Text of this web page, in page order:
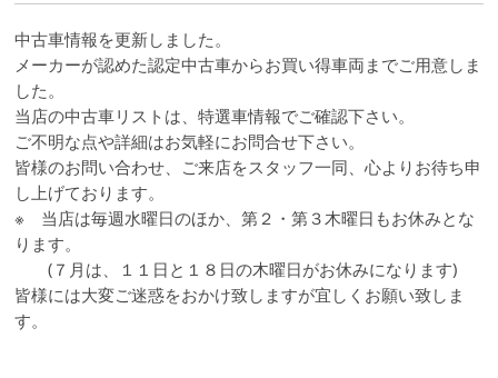
中古車情報を更新しました。
メーカーが認めた認定中古車からお買い得車両までご用意しま
した。
当店の中古車リストは、特選車情報でご確認下さい。
ご不明な点や詳細はお気軽にお問合せ下さい。
皆様のお問い合わせ、ご来店をスタッフ一同、心よりお待ち申
し上げております。
※ 当店は毎週水曜日のほか、第２・第３木曜日もお休みとな
ります。
(７月は、１１日と１８日の木曜日がお休みになります)
皆様には大変ご迷惑をおかけ致しますが宜しくお願い致しま
す。